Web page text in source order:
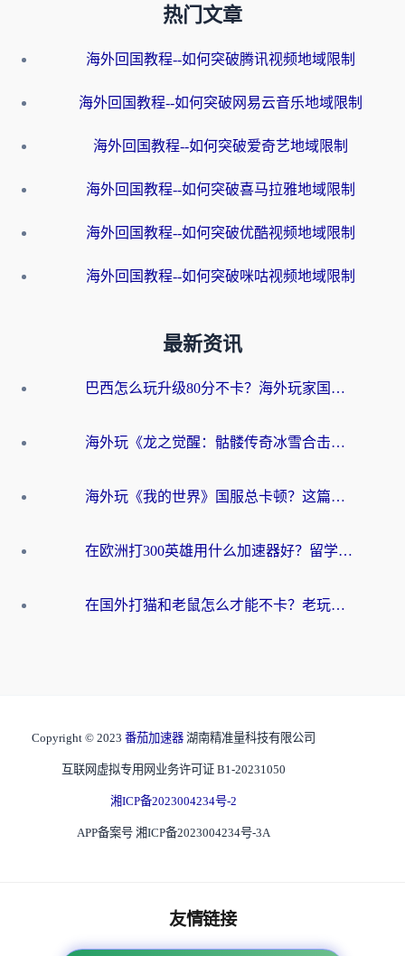
热门文章
海外回国教程--如何突破腾讯视频地域限制
海外回国教程--如何突破网易云音乐地域限制
海外回国教程--如何突破爱奇艺地域限制
海外回国教程--如何突破喜马拉雅地域限制
海外回国教程--如何突破优酷视频地域限制
海外回国教程--如何突破咪咕视频地域限制
最新资讯
巴西怎么玩升级80分不卡？海外玩家国服游戏加速器终极指南（附避坑技巧）
海外玩《龙之觉醒：骷髅传奇冰雪合击》延迟高？这篇指南帮你解决卡顿烦恼！
海外玩《我的世界》国服总卡顿？这篇我的世界游戏加速器指南帮你解决所有问题
在欧洲打300英雄用什么加速器好？留学生亲测有效的解决方案来了
在国外打猫和老鼠怎么才能不卡？老玩家亲测的终极加速指南
Copyright © 2023 番茄加速器 湖南精准量科技有限公司
互联网虚拟专用网业务许可证 B1-20231050
湘ICP备2023004234号-2
APP备案号 湘ICP备2023004234号-3A
友情链接